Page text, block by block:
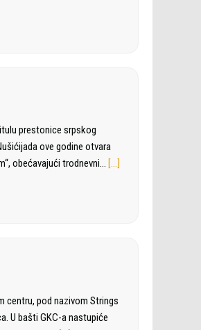
prestonice srpskog
ove godine otvara
obećavajući trodnevni… […]
centru, pod nazivom Strings
U bašti GKC-a nastupiće